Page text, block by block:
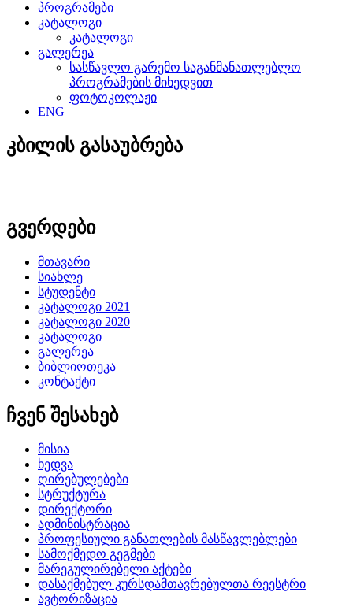
პროგრამები
კატალოგი
კატალოგი
გალერეა
სასწავლო გარემო საგანმანათლებლო
პროგრამების მიხედვით
ფოტოკოლაჟი
ENG
კბილის გასაუბრება
გვერდები
მთავარი
სიახლე
სტუდენტი
კატალოგი 2021
კატალოგი 2020
კატალოგი
გალერეა
ბიბლიოთეკა
კონტაქტი
ჩვენ შესახებ
მისია
ხედვა
ღირებულებები
სტრუქტურა
დირექტორი
ადმინისტრაცია
პროფესიული განათლების მასწავლებლები
სამოქმედო გეგმები
მარეგულირებელი აქტები
დასაქმებულ კურსდამთავრებულთა რეესტრი
ავტორიზაცია